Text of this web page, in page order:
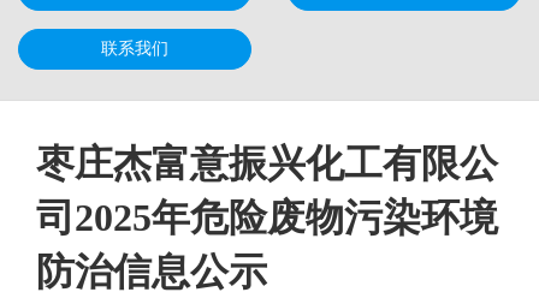
联系我们
枣庄杰富意振兴化工有限公
司2025年危险废物污染环境
防治信息公示